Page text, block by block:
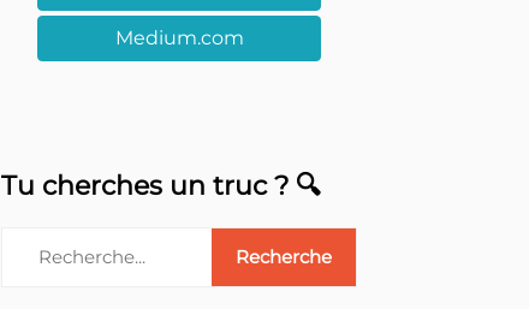
Medium.com
Tu cherches un truc ? 🔍